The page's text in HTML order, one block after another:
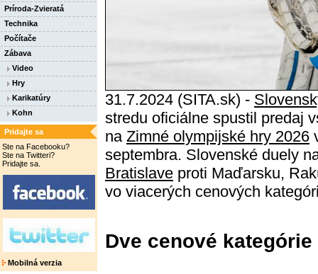
Príroda-Zvieratá
Technika
Počítače
Zábava
Video
Hry
Karikatúry
Kohn
Pridajte sa
Ste na Facebooku?
Ste na Twitteri?
Pridajte sa.
Mobilná verzia
31.7.2024 (SITA.sk) -
stredu oficiálne spustil predaj
na Zimné olympijské hry 2026
septembra. Slovenské duely
Bratislave proti Maďarsku,
vo viacerých cenových
Dve cenové kategórie